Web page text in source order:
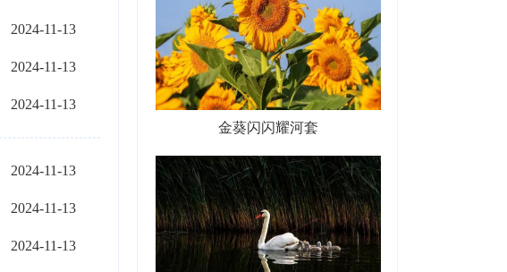
2024-11-13
2024-11-13
2024-11-13
2024-11-13
2024-11-13
2024-11-13
金葵闪闪耀河套